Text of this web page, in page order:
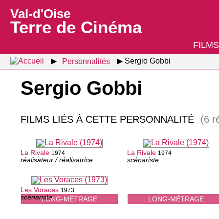
Val-d'Oise
Terre de Cinéma
FILMS
Personnalités Sergio Gobbi
Sergio Gobbi
FILMS LIÉS À CETTE PERSONNALITÉ (6
LONG-MÉTRAGE
La Rivale 1974
réalisateur / réalisatrice
LONG-MÉTRAGE
La Rivale 1974
scénariste
Les Voraces 1973
scénariste